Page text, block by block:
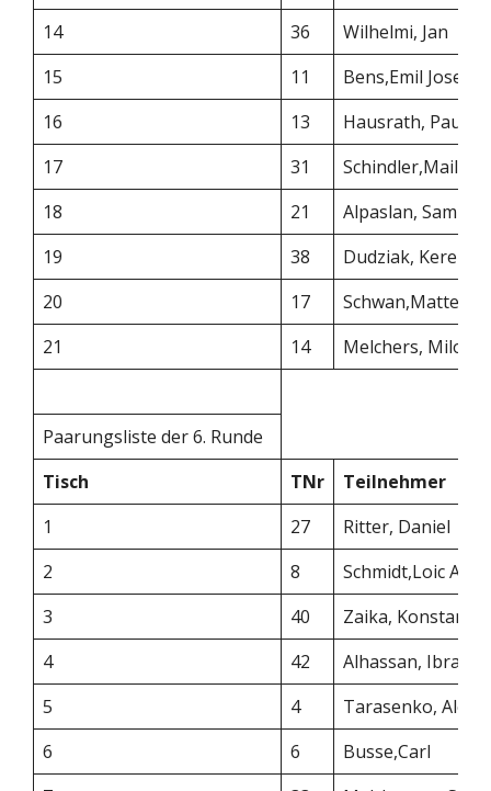
14
36
Wilhelmi, Jan
15
11
Bens,Emil Josef
16
13
Hausrath, Paul
17
31
Schindler,Mailin
18
21
Alpaslan, Sami
19
38
Dudziak, Kerem
20
17
Schwan,Matteo
21
14 Melchers, Milow
Paarungsliste der 6. Runde
Tisch
TNr
Teilnehmer
1
27
Ritter, Daniel
2
8
Schmidt,Loic Ale
3
40
Zaika, Konstanti
4
42
Alhassan, Ibrahi
5
4
Tarasenko, Alexa
6
6
Busse,Carl